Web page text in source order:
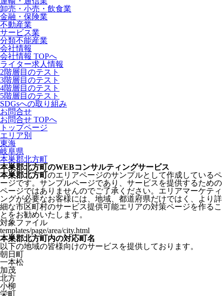
卸売・小売・飲食業
金融・保険業
不動産業
サービス業
分類不能産業
会社情報
会社情報 TOPへ
ライター求人情報
2階層目のテスト
3階層目のテスト
4階層目のテスト
5階層目のテスト
SDGsへの取り組み
お問合せ
お問合せ TOPへ
トップページ
エリア別
東海
岐阜県
本巣郡北方町
本巣郡北方町のWEBコンサルティングサービス
本巣郡北方町のエリアページのサンプルとして作成しているペ
ージです。サンプルページであり、サービスを提供するための
ページではありませんのでご了承ください。エリアマーケティ
ングが必要なお客様には、地域、都道府県だけではく、より詳
細な市区町村のサービス提供可能エリアの対策ページを作るこ
とをお勧めいたします。
対象ファイル
templates/page/area/city.html
本巣郡北方町内の対応町名
以下の地域の皆様向けのサービスを提供しております。
朝日町
一本松
加茂
北方
小柳
栄町